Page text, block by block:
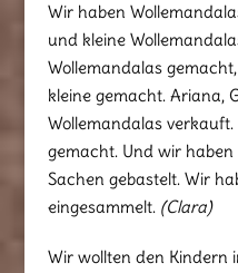
Wir haben
und kleine
Wollemandalas
kleine gemacht. Ariana,
Wollemandalas
gemacht. Und wir
Sachen gebastelt. Wir
eingesammelt. (Clara)
Wir wollten den Kindern